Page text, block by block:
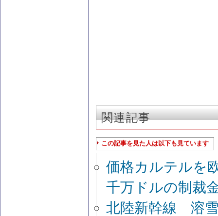
関連記事
この記事を見た人は以下も見ています
価格カルテルを
千万ドルの制
北陸新幹線 溶